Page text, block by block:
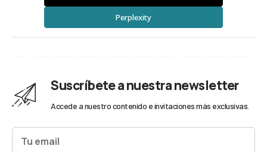
Perplexity
Suscríbete a nuestra newsletter
Accede a nuestro contenido e invitaciones más exclusivas.